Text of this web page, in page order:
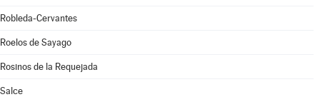
Robleda-Cervantes
Roelos de Sayago
Rosinos de la Requejada
Salce